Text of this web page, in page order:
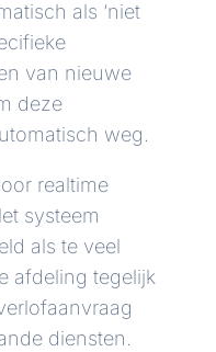
als ‘niet
van nieuwe
deze
weg.
realtime
systeem
als te veel
afdeling tegelijk
diensten.